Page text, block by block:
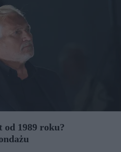
od 1989 roku?